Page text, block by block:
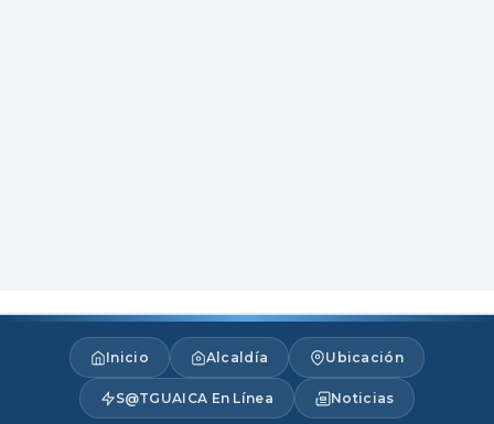
Inicio Alcaldía Ubicación
S@TGUAICA En Línea Noticias